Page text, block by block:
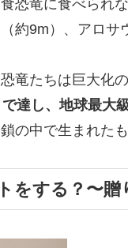
恐竜に食べられ
約9m）、アロサ
竜たちは巨大化
達し、地球最大
の中で生まれたも
をする？〜